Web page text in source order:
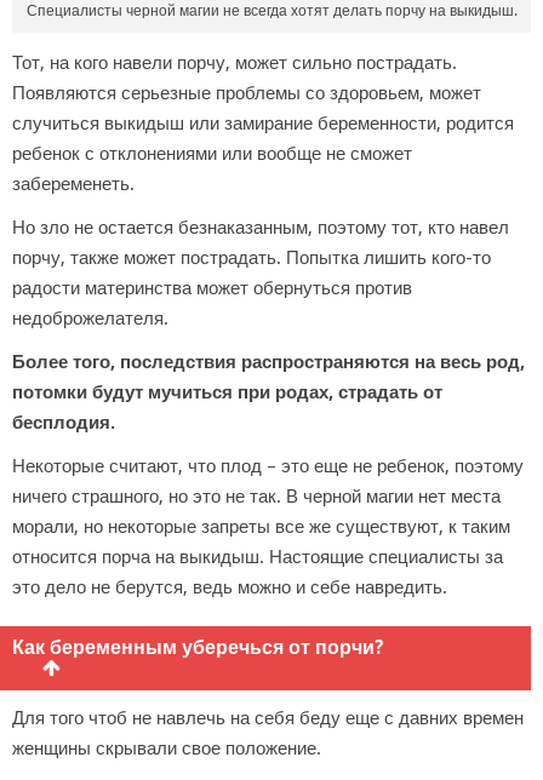
Специалисты черной магии не всегда хотят делать порчу на выкидыш.
Тот, на кого навели порчу, может сильно пострадать.
Появляются серьезные проблемы со здоровьем, может
случиться выкидыш или замирание беременности, родится
ребенок с отклонениями или вообще не сможет
забеременеть.
Но зло не остается безнаказанным, поэтому тот, кто навел
порчу, также может пострадать. Попытка лишить кого-то
радости материнства может обернуться против
недоброжелателя.
Более того, последствия распространяются на весь род,
потомки будут мучиться при родах, страдать от
бесплодия.
Некоторые считают, что плод – это еще не ребенок, поэтому
ничего страшного, но это не так. В черной магии нет места
морали, но некоторые запреты все же существуют, к таким
относится порча на выкидыш. Настоящие специалисты за
это дело не берутся, ведь можно и себе навредить.
Как беременным уберечься от порчи?
Для того чтоб не навлечь на себя беду еще с давних времен
женщины скрывали свое положение.